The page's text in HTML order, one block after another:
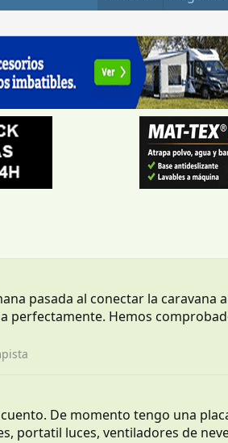
pasada al conectar la caravana
perfectamente. Hemos
De momento tengo una
portatil luces, ventiladores de